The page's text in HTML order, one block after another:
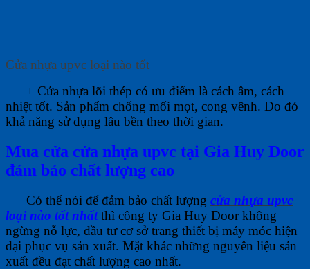
Cửa nhựa upvc loại nào tốt
+ Cửa nhựa lõi thép có ưu điểm là cách âm, cách
nhiệt tốt. Sản phẩm chống mối mọt, cong vênh. Do đó
khả năng sử dụng lâu bền theo thời gian.
Mua cửa cửa nhựa upvc tại Gia Huy Door
đảm bảo chất lượng cao
Có thể nói để đảm bảo chất lượng cửa nhựa upvc
loại nào tốt nhấtthì công ty Gia Huy Door không
ngừng nỗ lực, đầu tư cơ sở trang thiết bị máy móc hiện
đại phục vụ sản xuất. Mặt khác những nguyên liệu sản
xuất đều đạt chất lượng cao nhất.